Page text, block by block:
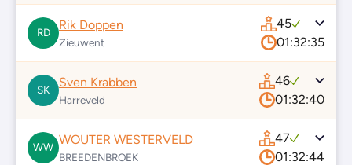
RD
Rik Doppen
Zieuwent
45
01:32:35
SK
Sven Krabben
Harreveld
46
01:32:40
WW
WOUTER WESTERVELD
BREEDENBROEK
47
01:32:44